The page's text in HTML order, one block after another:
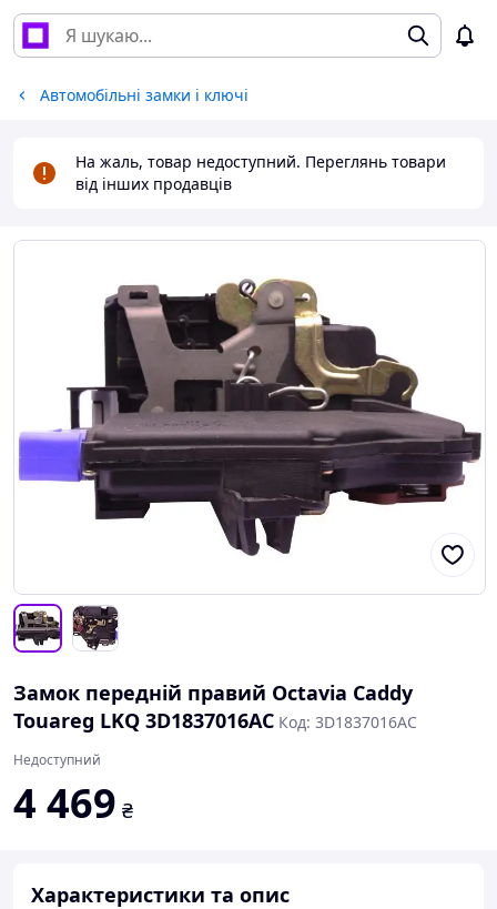
Автомобільні замки і ключі
На жаль, товар недоступний. Переглянь товари
від інших продавців
Замок передній правий Octavia Caddy
Touareg LKQ 3D1837016AC Код: 3D1837016AC
Недоступний
4 469 ₴
Характеристики та опис